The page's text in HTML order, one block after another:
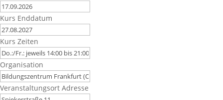
Kurs Enddatum
Kurs Zeiten
Organisation
Veranstaltungsort Adresse